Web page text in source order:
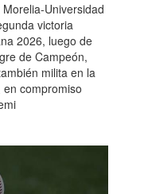
Universidad
victoria
2026, luego de
de Campeón,
milita en la
compromiso